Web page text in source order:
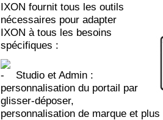
IXON fournit tous les outils
nécessaires pour adapter
IXON à tous les besoins
spécifiques :
Studio et Admin :
personnalisation du portail par
glisser-déposer,
personnalisation de marque et plus